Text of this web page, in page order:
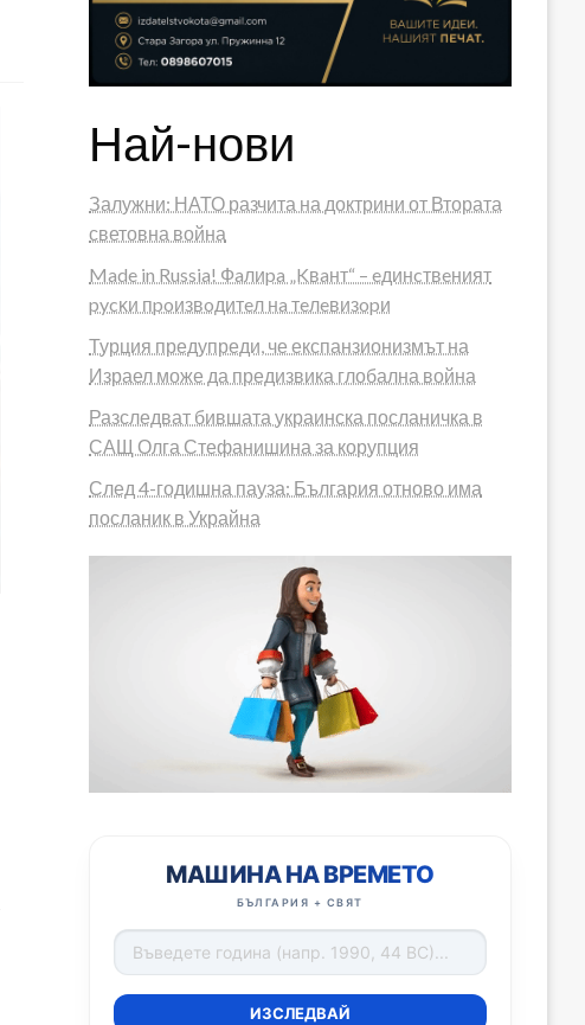
Най-нови
Залужни: НАТО разчита на доктрини от Втората
световна война
Made in Russia! Фaлиpa „Kвaнт“ – eдинcтвeният
pycĸи пpoизвoдитeл нa тeлeвизopи
Турция предупреди, че експанзионизмът на
Израел може да предизвика глобална война
Разследват бившата украинска посланичка в
САЩ Олга Стефанишина за корупция
След 4-годишна пауза: България отново има
посланик в Украйна
МАШИНА НА ВРЕМЕТО
БЪЛГАРИЯ + СВЯТ
ИЗСЛЕДВАЙ